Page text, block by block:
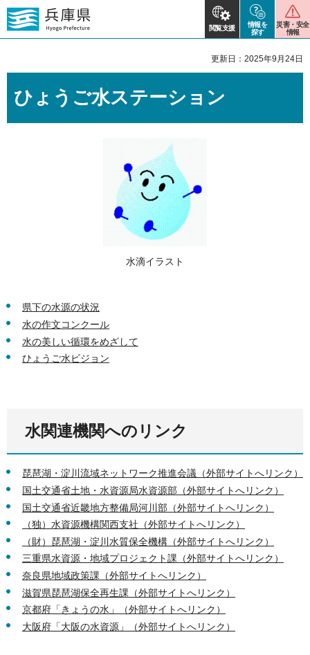
閲覧支援
情報を
探す
災害・安全
情報
更新日：2025年9月24日
ひょうご水ステーション
水滴イラスト
県下の水源の状況
水の作文コンクール
水の美しい循環をめざして
ひょうご水ビジョン
水関連機関へのリンク
琵琶湖・淀川流域ネットワーク推進会議（外部サイトへリンク）
国土交通省土地・水資源局水資源部（外部サイトへリンク）
国土交通省近畿地方整備局河川部（外部サイトへリンク）
（独）水資源機構関西支社（外部サイトへリンク）
（財）琵琶湖・淀川水質保全機構（外部サイトへリンク）
三重県水資源・地域プロジェクト課（外部サイトへリンク）
奈良県地域政策課（外部サイトへリンク）
滋賀県琵琶湖保全再生課（外部サイトへリンク）
京都府「きょうの水」（外部サイトへリンク）
大阪府「大阪の水資源」（外部サイトへリンク）